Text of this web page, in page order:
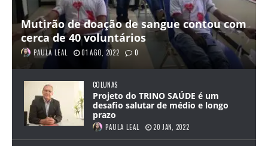
Mutirão de doação de sangue contou com
cerca de 40 voluntários
PAULA LEAL 01 AGO, 2022 0
COLUNAS
Projeto do TRINO SAÚDE é um
desafio salutar de médio e longo
prazo
PAULA LEAL 20 JAN, 2022